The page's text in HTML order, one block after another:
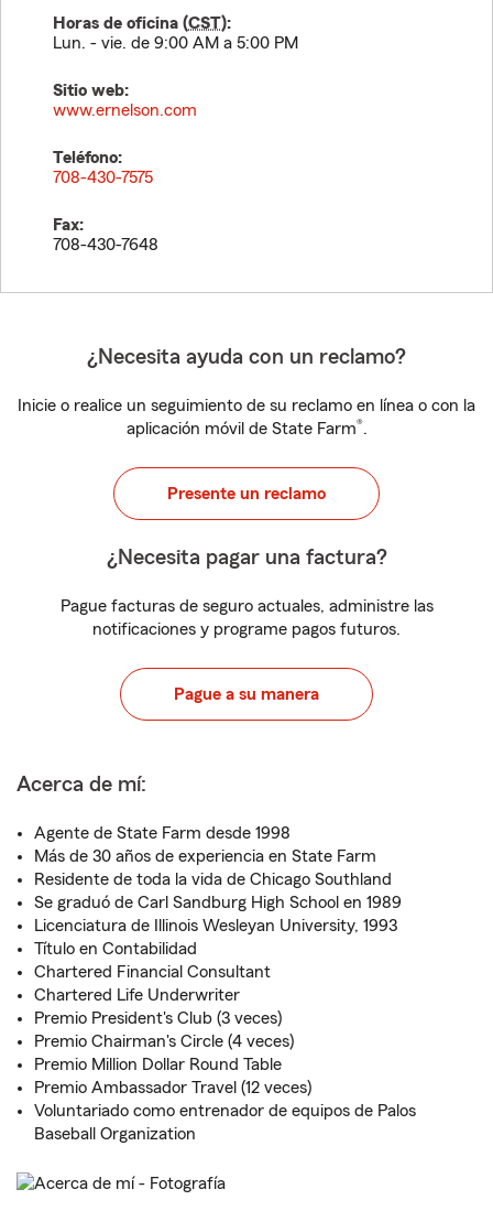
Horas de oficina (CST):
Lun. - vie. de 9:00 AM a 5:00 PM
Sitio web:
www.ernelson.com
Teléfono:
708-430-7575
Fax:
708-430-7648
¿Necesita ayuda con un reclamo?
Inicie o realice un seguimiento de su reclamo en línea o con la
aplicación móvil de State Farm®.
Presente un reclamo
¿Necesita pagar una factura?
Pague facturas de seguro actuales, administre las
notificaciones y programe pagos futuros.
Pague a su manera
Acerca de mí:
Agente de State Farm desde 1998
Más de 30 años de experiencia en State Farm
Residente de toda la vida de Chicago Southland
Se graduó de Carl Sandburg High School en 1989
Licenciatura de Illinois Wesleyan University, 1993
Título en Contabilidad
Chartered Financial Consultant
Chartered Life Underwriter
Premio President's Club (3 veces)
Premio Chairman's Circle (4 veces)
Premio Million Dollar Round Table
Premio Ambassador Travel (12 veces)
Voluntariado como entrenador de equipos de Palos
Baseball Organization